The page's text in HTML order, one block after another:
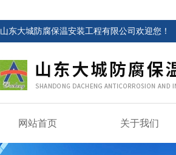
山东大城防腐保温安装工程有限公司欢迎您！
网站首页 关于我们